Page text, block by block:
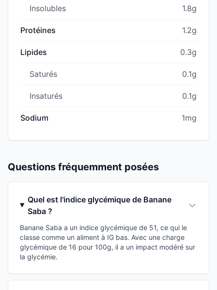
Insolubles 1.8g
Protéines 1.2g
Lipides 0.3g
Saturés 0.1g
Insaturés 0.1g
Sodium 1mg
Questions fréquemment posées
Quel est l'indice glycémique de Banane
Saba ?
Banane Saba a un indice glycémique de 51, ce qui le
classe comme un aliment à IG bas. Avec une charge
glycémique de 16 pour 100g, il a un impact modéré sur
la glycémie.